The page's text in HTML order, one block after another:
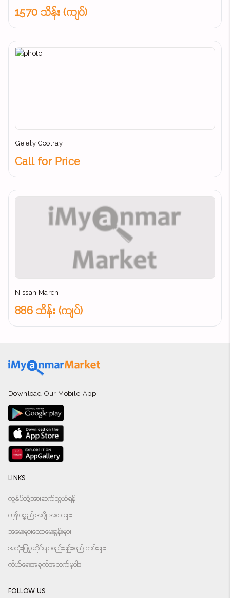
1570 သိန်း (ကျပ်)
Geely Coolray
Call for Price
Nissan March
886 သိန်း (ကျပ်)
Download Our Mobile App
LINKS
ကျွန်ုပ်တို့အားဆက်သွယ်ရန်
ကုန်ပစ္စည်းအမျိုးအစားများ
အမေးများသောမေးခွန်းများ
အသုံးပြုမှုဆိုင်ရာ စည်းမျဉ်းစည်းကမ်းများ
ကိုယ်ရေးအချက်အလက်မူဝါဒ
FOLLOW US